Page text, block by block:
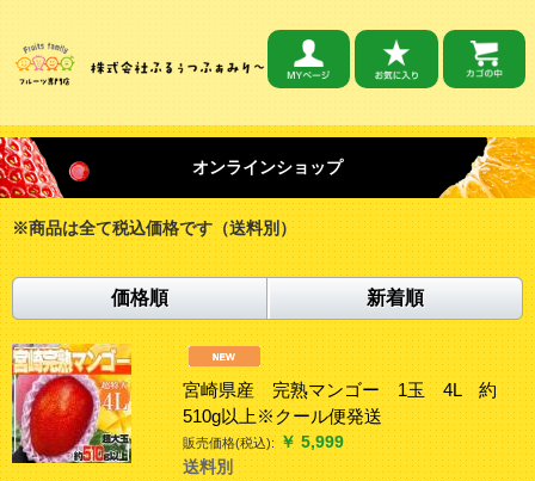
オンラインショップ
※商品は全て税込価格です（送料別）
価格順 新着順
宮崎県産 完熟マンゴー 1玉 4L 約
510g以上※クール便発送
販売価格(税込): ￥5,999
送料別